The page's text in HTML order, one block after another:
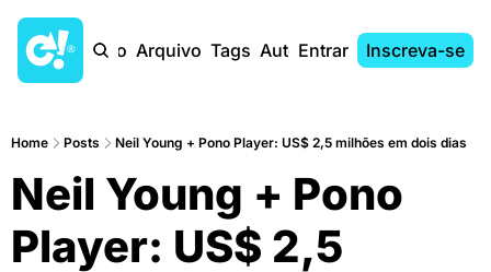
Início Arquivo Tags AutoresEntrar Inscreva-se
Home Posts Neil Young + Pono Player: US$ 2,5 milhões em dois dias
Neil Young + Pono
Player: US$ 2,5